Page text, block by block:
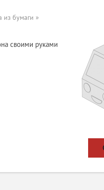
из бумаги »
своими руками